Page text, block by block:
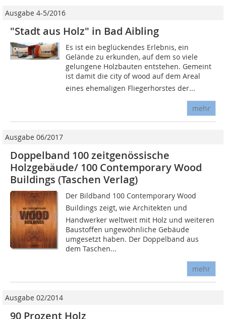
Ausgabe 4-5/2016
"Stadt aus Holz" in Bad Aibling
Es ist ein beglückendes Erlebnis, ein
Gelände zu erkunden, auf dem so viele
gelungene Holzbauten entstehen. Gemeint
ist damit die city of wood auf dem Areal
eines ehemaligen Fliegerhorstes der...
mehr
Ausgabe 06/2017
Doppelband 100 zeitgenössische
Holzgebäude/ 100 Contemporary Wood
Buildings (Taschen Verlag)
Der Bildband 100 Contemporary Wood
Buildings zeigt, wie Architekten und
Handwerker weltweit mit Holz und weiteren
Baustoffen ungewöhnliche Gebäude
umgesetzt haben. Der Doppelband aus
dem Taschen...
mehr
Ausgabe 02/2014
90 Prozent Holz